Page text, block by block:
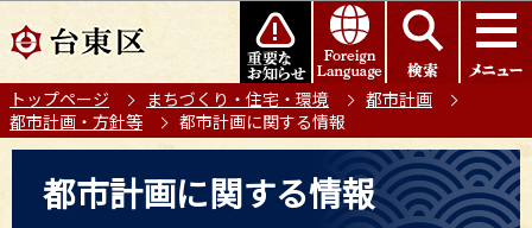
の
ー
ジ
このページの本文へ移動
トップページ まちづくり・住宅・環境
都市計画
都市計画・方針等
都市計画に関する情報
都市計画に関する情報